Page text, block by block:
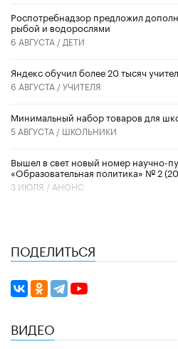
Роспотребнадзор предложил
рыбой и водорослями
6 АВГУСТА / ДЕТИ
​Яндекс обучил более 20 тысяч
6 АВГУСТА /УЧИТЕЛЯ
Минимальный набор товаров для
5 АВГУСТА / ШКОЛЬНИКИ
Вышел в свет новый номер научно-
«Образовательная политика» № 2
3 ИЮЛЯ / АНОНС
ПОДЕЛИТЬСЯ
ВИДЕО